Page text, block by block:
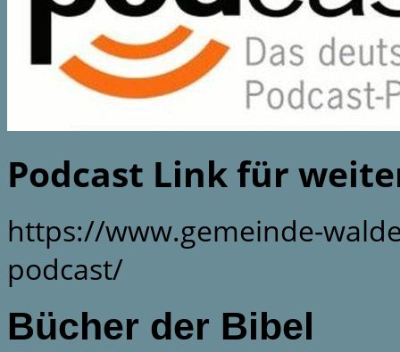
Podcast Link für
https://www.gemeinde-
podcast/
Bücher der Bibel